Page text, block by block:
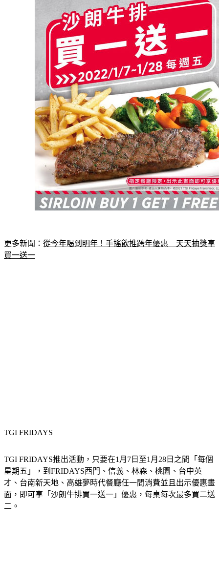
更多新聞： 從今年喝到明年！手搖飲推跨年優惠　天天抽獎享
買一送一
TGI FRIDAYS
TGI FRIDAYS推出活動，只要在1月7日至1月28日之間「每個
星期五」，到FRIDAYS西門、信義、林森、桃園、台中英
才、台南新天地、高雄夢時代餐廳任一間消費並且出示優惠畫
面，即可享「沙朗牛排買一送一」優惠，每桌每次最多買二送
二。